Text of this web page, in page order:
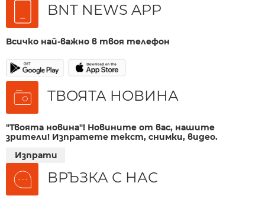
BNT NEWS APP
Всичко най-важно в твоя телефон
ТВОЯТА НОВИНА
"Твоята новина"! Новините от вас, нашите
зрители! Изпратете текст, снимки, видео.
Изпрати
ВРЪЗКА С НАС